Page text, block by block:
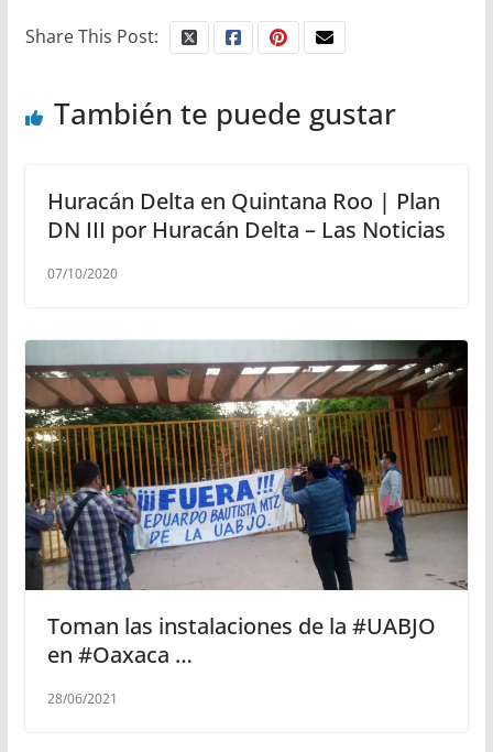
Share This Post:
También te puede gustar
Huracán Delta en Quintana Roo | Plan
DN III por Huracán Delta – Las Noticias
07/10/2020
Toman las instalaciones de la #UABJO
en #Oaxaca …
28/06/2021